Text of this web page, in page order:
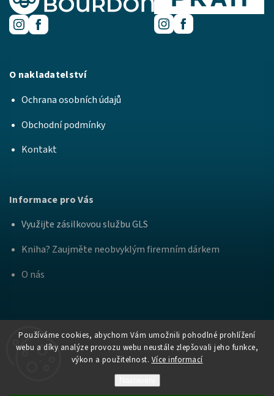
Používáme cookies, abychom Vám umožnili pohodlné prohlížení
webu a díky analýze provozu webu neustále zlepšovali jeho funkce,
výkon a použitelnost. Více informací
O nakladatelství
Ochrana osobních údajů
Obchodní podmínky
Kontakt
Informace pro Vás
Využijte zásilkovou službu GLS
Kniha? Zaujměte neobvyklým firemním dárkem
O nás
Nakladatelství Bourdon a
Práh
. Všechna práva